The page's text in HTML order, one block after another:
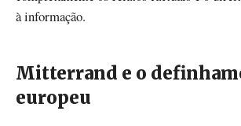
à informação.
Mitterrand e o
europeu